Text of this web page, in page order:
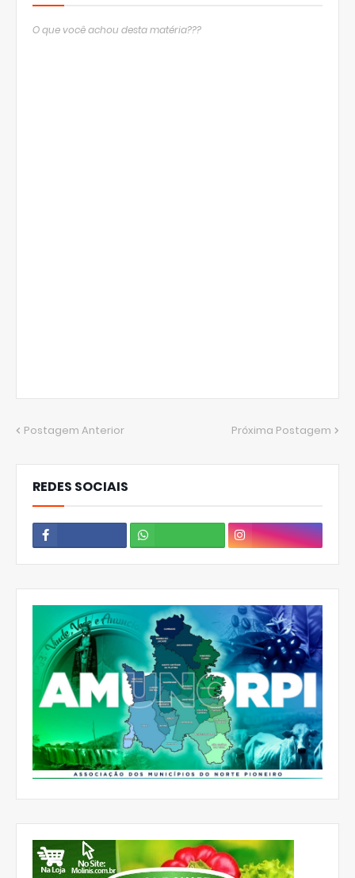
O que você achou desta matéria???
Postagem Anterior Próxima Postagem
REDES SOCIAIS